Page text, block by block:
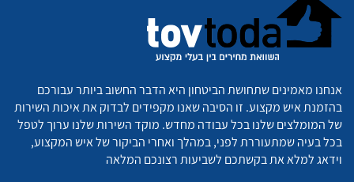
אנחנו מאמינים שתחושת הביטחון היא הדבר החשוב ביותר עבורכם
בהזמנת איש מקצוע. זו הסיבה שאנו מקפידים לבדוק את איכות השירות
של המומלצים שלנו בכל עבודה מחדש. מוקד השירות שלנו ערוך לטפל
בכל בעיה שמתעוררת לפני, במהלך ואחרי הביקור של איש המקצוע,
וידאג למלא את בקשתכם לשביעות רצונכם המלאה